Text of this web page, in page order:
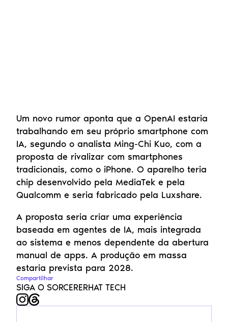
Compartilhar
SIGA O SORCERERHAT TECH
Um novo rumor aponta que a OpenAI estaria
trabalhando em seu próprio smartphone com
IA, segundo o analista Ming-Chi Kuo, com a
proposta de rivalizar com smartphones
tradicionais, como o iPhone. O aparelho teria
chip desenvolvido pela MediaTek e pela
Qualcomm e seria fabricado pela Luxshare.
A proposta seria criar uma experiência
baseada em agentes de IA, mais integrada
ao sistema e menos dependente da abertura
manual de apps. A produção em massa
estaria prevista para 2028.